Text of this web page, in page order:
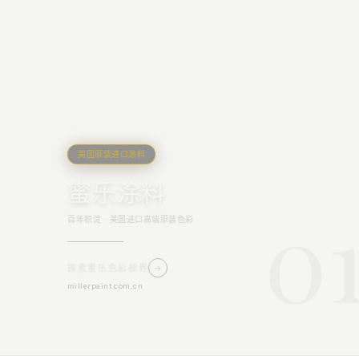
美国原装进口涂料
百年积淀 · 美国进口高端原装色彩
探索蜜乐色彩视界 →
millerpaint.com.cn